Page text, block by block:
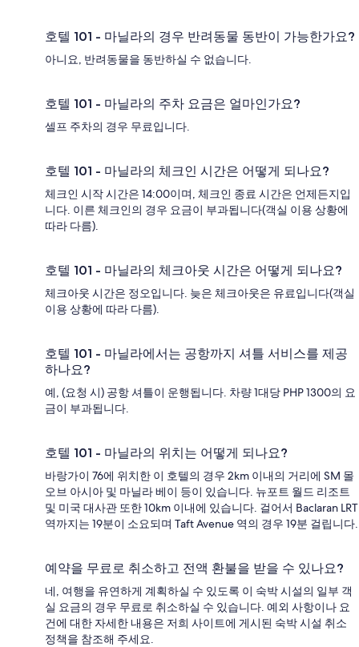
호텔 101 - 마닐라의 경우 반려동물 동반이 가능한가요?
아니요, 반려동물을 동반하실 수 없습니다.
호텔 101 - 마닐라의 주차 요금은 얼마인가요?
셀프 주차의 경우 무료입니다.
호텔 101 - 마닐라의 체크인 시간은 어떻게 되나요?
체크인 시작 시간은 14:00이며, 체크인 종료 시간은 언제든지입
니다. 이른 체크인의 경우 요금이 부과됩니다(객실 이용 상황에
따라 다름).
호텔 101 - 마닐라의 체크아웃 시간은 어떻게 되나요?
체크아웃 시간은 정오입니다. 늦은 체크아웃은 유료입니다(객실
이용 상황에 따라 다름).
호텔 101 - 마닐라에서는 공항까지 셔틀 서비스를 제공
하나요?
예, (요청 시) 공항 셔틀이 운행됩니다. 차량 1대당 PHP 1300의 요
금이 부과됩니다.
호텔 101 - 마닐라의 위치는 어떻게 되나요?
바랑가이 76에 위치한 이 호텔의 경우 2km 이내의 거리에 SM 몰
오브 아시아 및 마닐라 베이 등이 있습니다. 뉴포트 월드 리조트
및 미국 대사관 또한 10km 이내에 있습니다. 걸어서 Baclaran LRT
역까지는 19분이 소요되며 Taft Avenue 역의 경우 19분 걸립니다.
예약을 무료로 취소하고 전액 환불을 받을 수 있나요?
네, 여행을 유연하게 계획하실 수 있도록 이 숙박 시설의 일부 객
실 요금의 경우 무료로 취소하실 수 있습니다. 예외 사항이나 요
건에 대한 자세한 내용은 저희 사이트에 게시된 숙박 시설 취소
정책을 참조해 주세요.